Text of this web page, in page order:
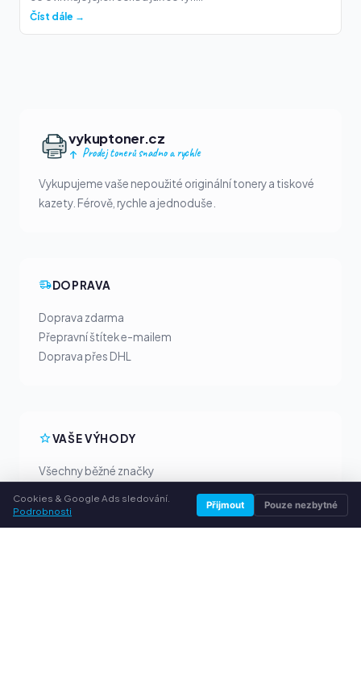
Číst dále →
vykuptoner.cz
Prodej tonerů snadno a rychle
Vykupujeme vaše nepoužité originální tonery a tiskové
kazety. Férově, rychle a jednoduše.
DOPRAVA
Doprava zdarma
Přepravní štítek e-mailem
Doprava přes DHL
VAŠE VÝHODY
Všechny běžné značky
Peníze předem přes PayPal
Osobní poradenství
Cookies & Google Ads sledování.
Podrobnosti
Přijmout Pouze nezbytné